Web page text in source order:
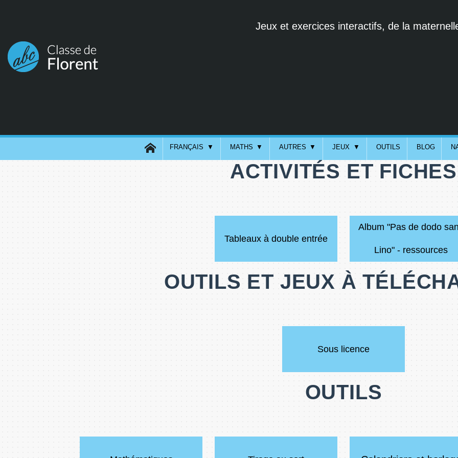
Jeux et exercices interactifs, de la
FRANÇAIS MATHS AUTRES JEUX OUTILS BLOG
ACTIVITÉS ET FICHES
Tableaux à double entrée
Album "Pas de dodo
Lino" - ressources
OUTILS ET JEUX À
Sous licence
OUTILS